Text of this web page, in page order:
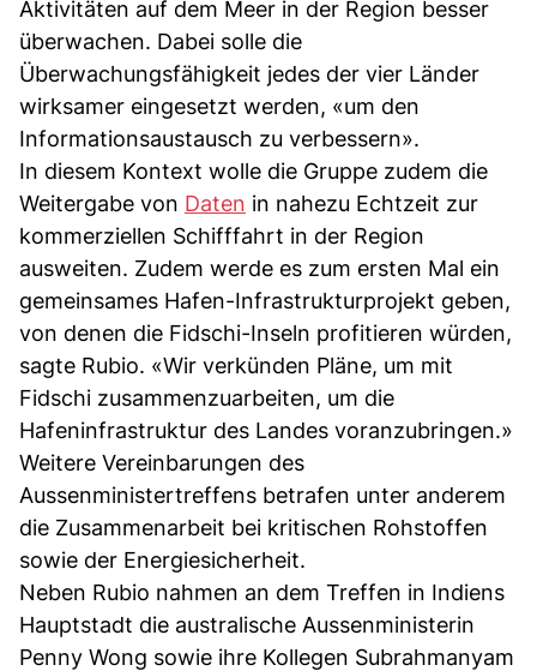
Aktivitäten auf dem Meer in der Region besser
überwachen. Dabei solle die
Überwachungsfähigkeit jedes der vier Länder
wirksamer eingesetzt werden, «um den
Informationsaustausch zu verbessern».
In diesem Kontext wolle die Gruppe zudem die
Weitergabe von Daten in nahezu Echtzeit zur
kommerziellen Schifffahrt in der Region
ausweiten. Zudem werde es zum ersten Mal ein
gemeinsames Hafen-Infrastrukturprojekt geben,
von denen die Fidschi-Inseln profitieren würden,
sagte Rubio. «Wir verkünden Pläne, um mit
Fidschi zusammenzuarbeiten, um die
Hafeninfrastruktur des Landes voranzubringen.»
Weitere Vereinbarungen des
Aussenministertreffens betrafen unter anderem
die Zusammenarbeit bei kritischen Rohstoffen
sowie der Energiesicherheit.
Neben Rubio nahmen an dem Treffen in Indiens
Hauptstadt die australische Aussenministerin
Penny Wong sowie ihre Kollegen Subrahmanyam